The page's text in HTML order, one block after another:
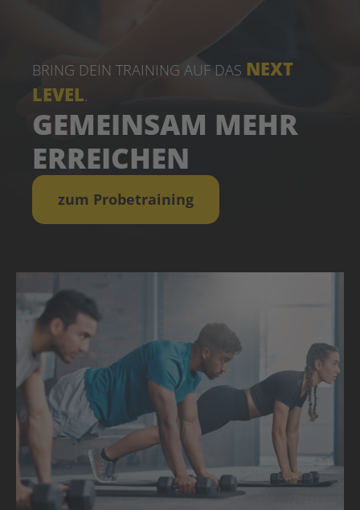
BRING DEIN TRAINING AUF DAS NEXT
LEVEL.
GEMEINSAM MEHR
ERREICHEN
zum Probetraining